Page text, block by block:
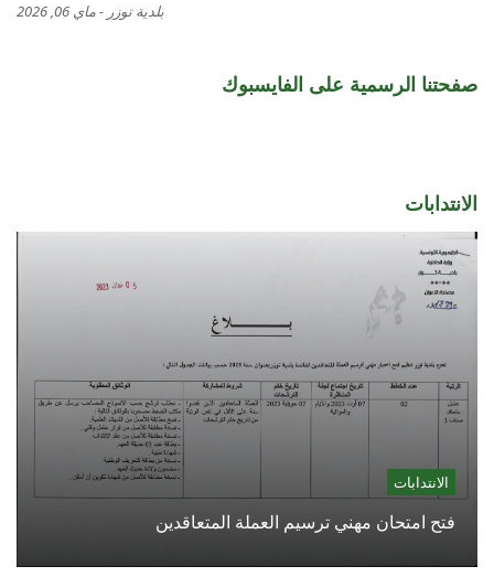
بلدية توزر -ماي 06, 2026
صفحتنا الرسمية على الفايسبوك
الانتدابات
الانتدابات
فتح امتحان مهني ترسيم العملة المتعاقدين